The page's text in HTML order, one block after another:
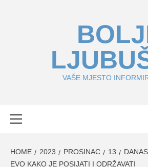
VAŠE MJESTO
HOME 2023 PROSINAC 13
EVO KAKO JE POSIJATI I ODRŽAVATI